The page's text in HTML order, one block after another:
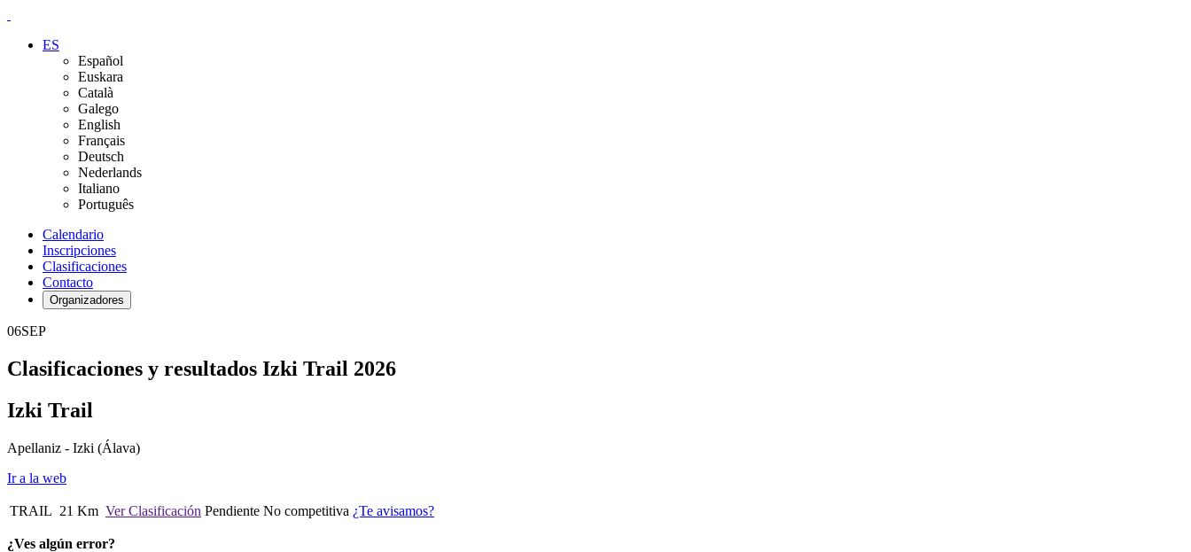
ES
Español
Euskara
Català
Galego
English
Français
Deutsch
Nederlands
Italiano
Português
Calendario
Inscripciones
Clasificaciones
Contacto
Organizadores
06SEP
Clasificaciones y resultados Izki Trail 2026
Izki Trail
Apellaniz - Izki (Álava)
Ir a la web
TRAIL 21 Km Ver Clasificación Pendiente No competitiva ¿Te avisamos?
¿Ves algún error?